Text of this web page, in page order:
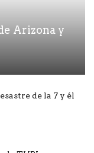
Arizona y
de la 7 y él